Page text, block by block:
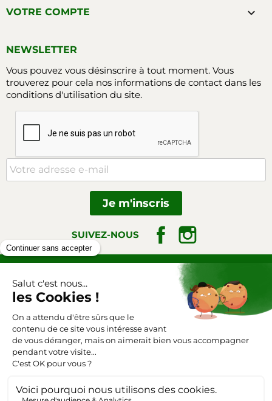
VOTRE COMPTE 
NEWSLETTER
Vous pouvez vous désinscrire à tout moment. Vous
trouverez pour cela nos informations de contact dans les
conditions d'utilisation du site.
SUIVEZ-NOUS Facebook
Triangle-outillage.com
Conditions générales de vente